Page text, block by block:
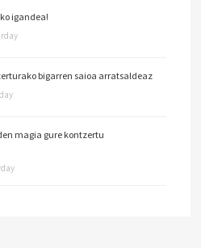
igandea!
bigarren saioa arratsaldeaz
magia gure kontzertu